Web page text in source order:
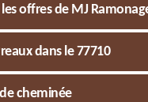
offres de MJ
dans le 77710
cheminée